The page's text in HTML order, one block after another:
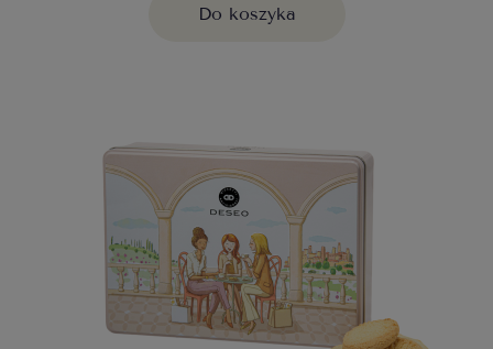
Do koszyka